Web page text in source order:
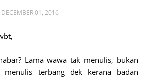
DECEMBER 01, 2016
Lama wawa tak menulis, bukan
terbang dek kerana badan